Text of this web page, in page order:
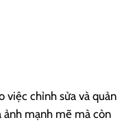
chỉnh sửa và quản
ảnh mạnh mẽ mà còn